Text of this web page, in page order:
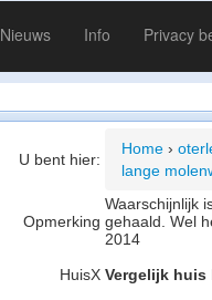
Nieuws Info Privacy
U bent hier:
Home ›
lange
Opmerking
Waarschijnlijk
gehaald. Wel
2014
HuisX Vergelijk huis